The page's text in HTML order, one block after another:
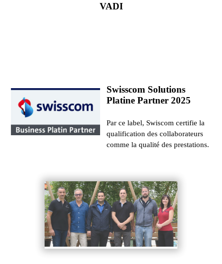
VADI
Swisscom Solutions
Platine Partner 2025
Par ce label, Swiscom certifie la
qualification des collaborateurs
comme la qualité des prestations.